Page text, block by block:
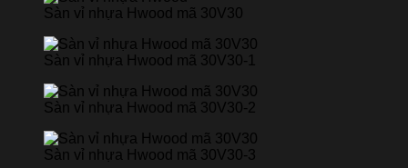
Sàn vỉ nhựa Hwood mã 30V30
Sàn vỉ nhựa Hwood mã 30V30-1
Sàn vỉ nhựa Hwood mã 30V30-2
Sàn vỉ nhựa Hwood mã 30V30-3